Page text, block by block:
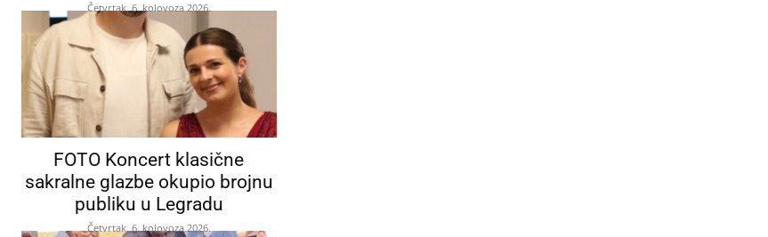
Četvrtak, 6. kolovoza 2026.
FOTO Koncert klasične
sakralne glazbe okupio brojnu
publiku u Legradu
Četvrtak, 6. kolovoza 2026.